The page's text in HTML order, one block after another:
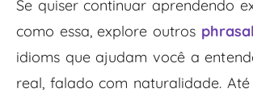
Se quiser continuar aprendendo
como essa, explore outros
idioms que ajudam você a
real, falado com naturalidade.